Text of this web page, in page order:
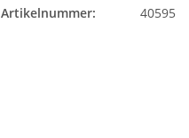
Artikelnummer:
40595